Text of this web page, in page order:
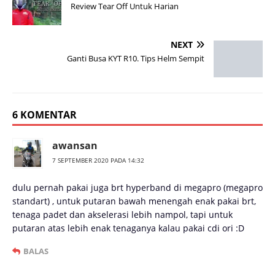
Review Tear Off Untuk Harian
NEXT
Ganti Busa KYT R10. Tips Helm Sempit
6 KOMENTAR
awansan
7 SEPTEMBER 2020 PADA 14:32
dulu pernah pakai juga brt hyperband di megapro (megapro
standart) , untuk putaran bawah menengah enak pakai brt,
tenaga padet dan akselerasi lebih nampol, tapi untuk
putaran atas lebih enak tenaganya kalau pakai cdi ori :D
BALAS